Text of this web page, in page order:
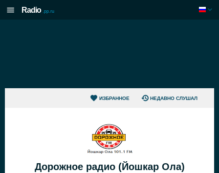
Radio .pp.ru
ИЗБРАННОЕ НЕДАВНО СЛУШАЛ
Дорожное радио (Йошкар Ола)